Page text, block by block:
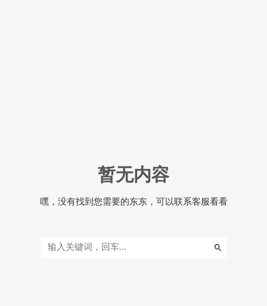
暂无内容
嘿，没有找到您需要的东东，可以联系客服看看